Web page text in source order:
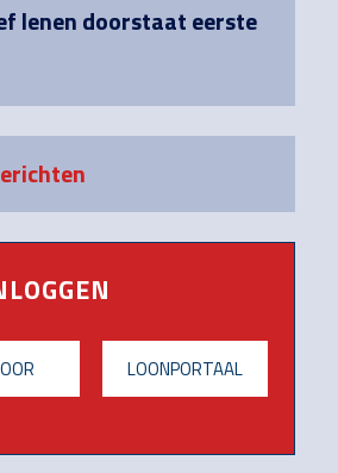
lenen doorstaat eerste
LOONPORTAAL